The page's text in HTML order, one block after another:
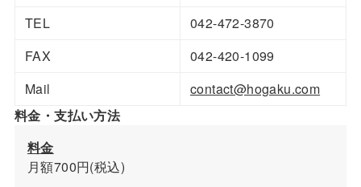
TEL
042-472-3870
FAX
042-420-1099
Mail
contact@hogaku.com
料金・支払い方法
料金
月額700円(税込)